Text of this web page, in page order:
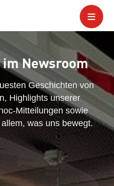
Newsroom
Geschichten von
Highlights unserer
Mitteilungen sowie
was uns bewegt.